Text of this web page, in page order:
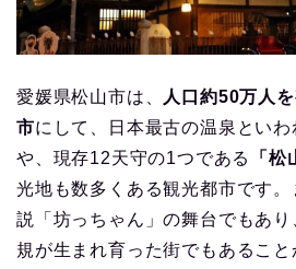
愛媛県松山市は、
人口約50万人
市にして、日本最古の温泉といわ
や、現存12天守の1つである
「松
光地も数多くある観光都市です
説「坊っちゃん」の舞台でもあ
規が生まれ育った街でもあるこ